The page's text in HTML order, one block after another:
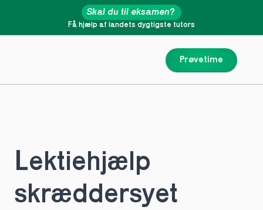
Prøvetime
Få hjælp af landets dygtigste tutors
Skal du til eksamen?
Lektiehjælp
skræddersyet